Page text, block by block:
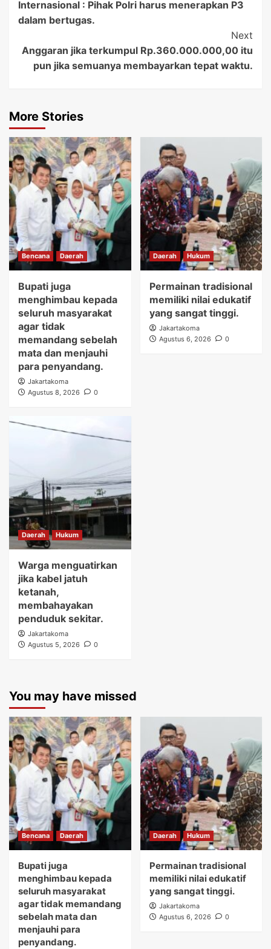
Internasional : Pihak Polri harus menerapkan P3
dalam bertugas.
Next
Anggaran jika terkumpul Rp.360.000.000,00 itu
pun jika semuanya membayarkan tepat waktu.
More Stories
Bencana Daerah
Bupati juga
menghimbau kepada
seluruh masyarakat
agar tidak
memandang sebelah
mata dan menjauhi
para penyandang.
Jakartakoma
Agustus 8, 2026
0
Daerah Hukum
Permainan tradisional
memiliki nilai edukatif
yang sangat tinggi.
Jakartakoma
Agustus 6, 2026
0
Daerah Hukum
Warga menguatirkan
jika kabel jatuh
ketanah,
membahayakan
penduduk sekitar.
Jakartakoma
Agustus 5, 2026
0
You may have missed
Bencana Daerah
Bupati juga
menghimbau kepada
seluruh masyarakat
agar tidak memandang
sebelah mata dan
menjauhi para
penyandang.
Daerah Hukum
Permainan tradisional
memiliki nilai edukatif
yang sangat tinggi.
Jakartakoma
Agustus 6, 2026
0